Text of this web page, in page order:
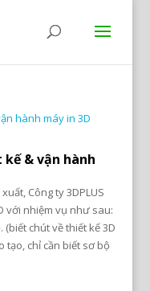
& vận hành
Công ty 3DPLUS
với nhiệm vụ như sau:
chút về thiết kế 3D
tạo, chỉ cần biết sơ bộ